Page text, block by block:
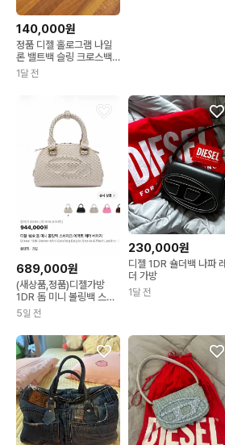
140,000원
정품 디젤 홀로그램 나일
론 밸트백 슬링 크로스백
가방
1달 전
689,000원
(새상품,정품)디젤가방
1DR 돔 미니 볼링백 스네
이크 이펙트 베이지
5일 전
230,000원
디젤 1DR 숄더백 나파 레
더 가방
1달 전